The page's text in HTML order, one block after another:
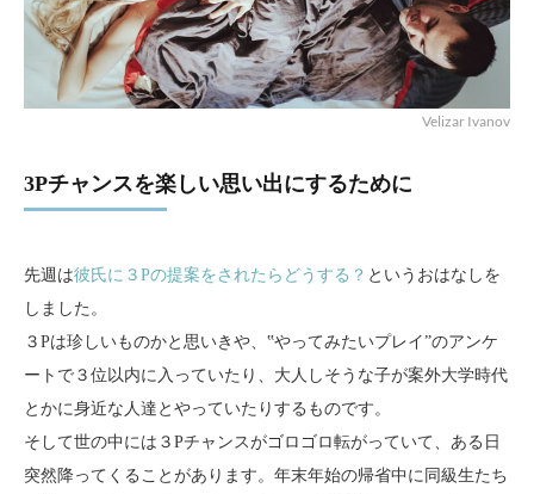
Velizar Ivanov
3Pチャンスを楽しい思い出にするために
先週は彼氏に３Pの提案をされたらどうする？ というおはなしを
しました。
３Pは珍しいものかと思いきや、‟やってみたいプレイ”のアンケ
ートで３位以内に入っていたり、大人しそうな子が案外大学時代
とかに身近な人達とやっていたりするものです。
そして世の中には３Pチャンスがゴロゴロ転がっていて、ある日
突然降ってくることがあります。年末年始の帰省中に同級生たち